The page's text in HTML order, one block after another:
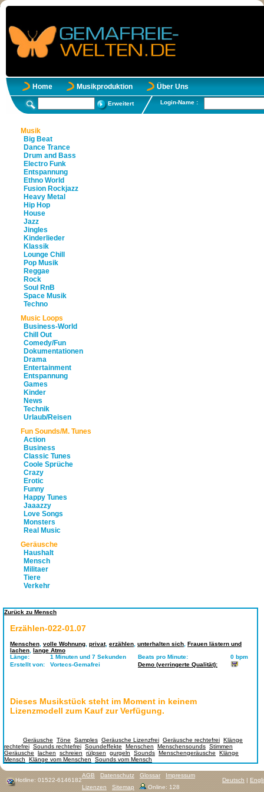
Home Musikproduktion Über Uns
Erweitert Login-Name :
Musik
Big Beat
Dance Trance
Drum and Bass
Electro Funk
Entspannung
Ethno World
Fusion Rockjazz
Heavy Metal
Hip Hop
House
Jazz
Jingles
Kinderlieder
Klassik
Lounge Chill
Pop Musik
Reggae
Rock
Soul RnB
Space Musik
Techno
Music Loops
Business-World
Chill Out
Comedy/Fun
Dokumentationen
Drama
Entertainment
Entspannung
Games
Kinder
News
Technik
Urlaub/Reisen
Fun Sounds/M. Tunes
Action
Business
Classic Tunes
Coole Sprüche
Crazy
Erotic
Funny
Happy Tunes
Jaaazzy
Love Songs
Monsters
Real Music
Geräusche
Haushalt
Mensch
Militaer
Tiere
Verkehr
Zurück zu Mensch
Erzählen-022-01.07
Menschen volle Wohnung privat, erzählen unterhalten sich Frauen lästern und
lachen lange Atmo
Länge:
1 Minuten und 7 Sekunden Beats pro Minute:
0 bpm
Erstellt von:
Vortecs-Gemafrei Demo (verringerte Qualität):
Dieses Musikstück steht im Moment in keinem
Lizenzmodell zum Kauf zur Verfügung.
Geräusche Töne Samples Geräusche Lizenzfrei Geräusche rechtefrei Klänge
rechtefrei Sounds rechtefrei Soundeffekte Menschen Menschensounds Stimmen
Geräusche
lachen schreien rülpsen gurgeln Sounds Menschengeräusche
Klänge
Mensch
Klänge vom Menschen Sounds vom Mensch
Hotline: 01522-6146182 Deutsch |
AGB Datenschutz Glossar
Impressum
Lizenzen
Sitemap Online: 128